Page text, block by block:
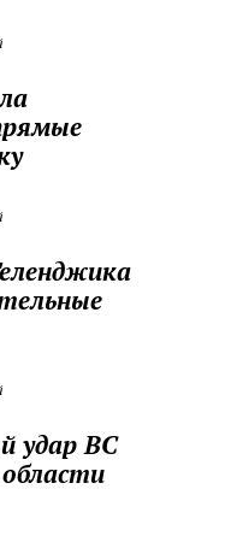
удар ВС